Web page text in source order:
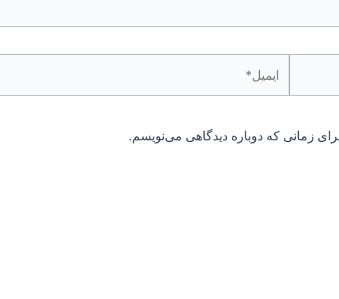
زمانی که دوباره دیدگاهی می‌نویسم.